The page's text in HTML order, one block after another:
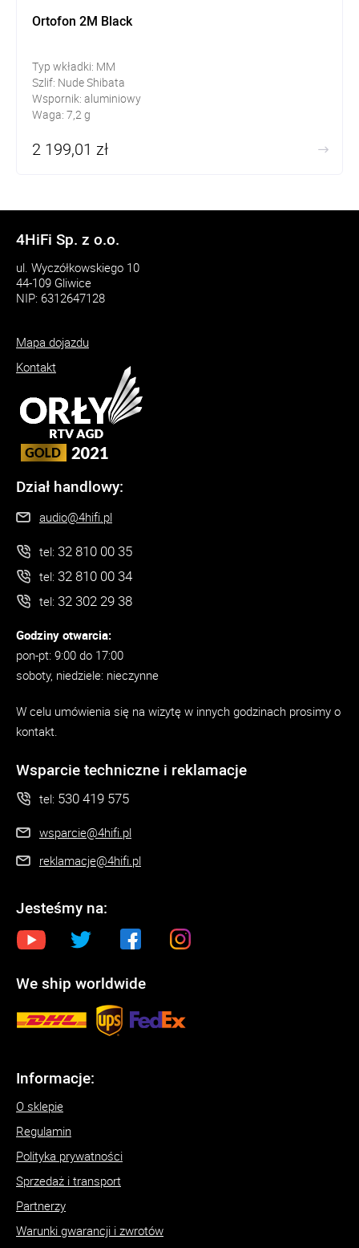
Ortofon 2M Black
Typ wkładki: MM
Szlif: Nude Shibata
Wspornik: aluminiowy
Waga: 7,2 g
2 199,01 zł
4HiFi Sp. z o.o.
ul. Wyczółkowskiego 10
44-109 Gliwice
NIP: 6312647128
Mapa dojazdu
Kontakt
Dział handlowy:
audio@4hifi.pl
tel: 32 810 00 35
tel: 32 810 00 34
tel: 32 302 29 38
Godziny otwarcia:
pon-pt: 9:00 do 17:00
soboty, niedziele: nieczynne
W celu umówienia się na wizytę w innych godzinach prosimy o
kontakt.
Wsparcie techniczne i reklamacje
tel: 530 419 575
wsparcie@4hifi.pl
reklamacje@4hifi.pl
Jesteśmy na:
We ship worldwide
Informacje:
O sklepie
Regulamin
Polityka prywatności
Sprzedaż i transport
Partnerzy
Warunki gwarancji i zwrotów